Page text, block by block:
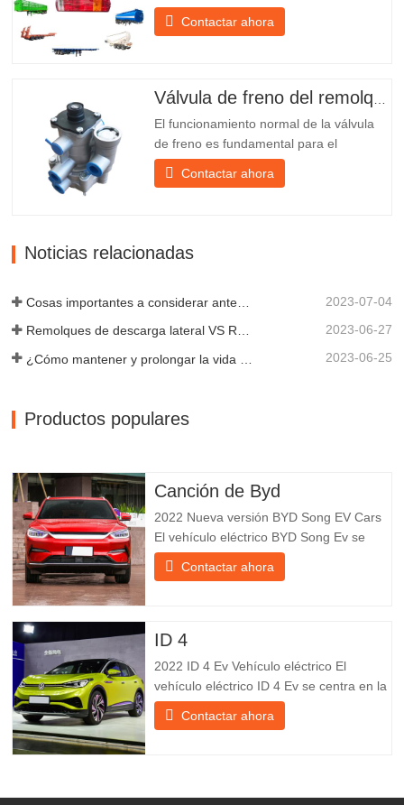
soporte de hierro, mucho más resistente
que otros materiales. Se incluyen
hierro delante de la pantalla de la
Contactar ahora
El funcionamiento normal de la válvula
de freno es fundamental para el
estacionamiento, ya que facilita el
frenado suave del remolque. Chengda,
tipos de remolques, integrando
producción, investigación y desarrollo
Contactar ahora
Noticias relacionadas
2023-07-04
Remolques de descarga lateral VS Remolques de descarga lateral: ¿Cuál es mejor para su negocio? 2023-06-27
2023-06-25
Productos populares
Canción de Byd
2022 Nueva versión BYD Song EV Cars
El vehículo eléctrico BYD Song Ev se
centra en la experiencia del cliente y el
desarrollo de productos para satisfacer la
populares. BYD Song Ev Electric Vehicle
Contactar ahora
ID 4
2022 ID 4 Ev Vehículo eléctrico El
vehículo eléctrico ID 4 Ev se centra en la
experiencia del cliente y el desarrollo de
productos para satisfacer la demanda del
Contactar ahora